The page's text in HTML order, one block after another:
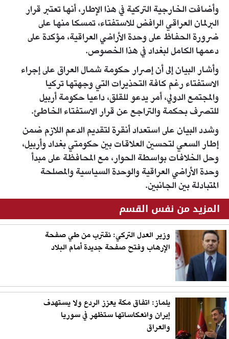
وأضافت الخارجية التركية في هذا الإطار، أنها تعتبر قرار
البرلمان العراقي الرافض للاستفتاء، تمسكا منها على
ضرورة الحفاظ على وحدة الأراضي العراقية، مؤكدة على
دعمها الكامل لبغداد في هذا الخصوص.
وأشار البيان إلى أن إصرار حكومة شمال العراق على إجراء
الاستفتاء رغم كافة التحذيرات التي وجهتها تركيا
والمجتمع الدولي، أمر يدعو للقلق، داعيا حكومة أربيل
للتصرف بحكمة والتراجع عن قرار الاستفتاء الخاطئ.
وشدد البيان على استعداد أنقرة لتقديم الدعم اللازم ضمن
إطار السعي لتحسين العلاقات بين حكومتي بغداد وأربيل،
وحل الخلافات بواسطة الحوار، مع المحافظة على مبدأ
وحدة الأراضي العراقية والوحدة السياسية والمصلحة
المتبادلة بين الجانبين.
المزيد من نفس القسم
وزير العدل التركي: نقترب من طي صفحة
الإرهاب وفتح صفحة جديدة أمام البلاد
يلماز: اتفاق مكة يعزز الردع ولا يستهدف
إيران وانعكاساتها ستظهر في سوريا
والعراق